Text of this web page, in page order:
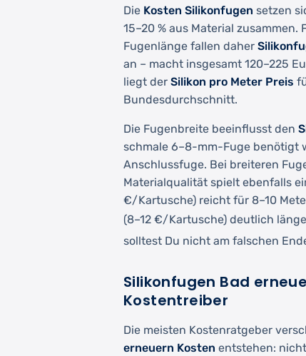
Die Kosten Silikonfugen setzen
15–20 % aus Material
Fugenlänge fallen daher
an – macht insgesamt 120–225
liegt der Silikon pro Meter Preis
Bundesdurchschnitt.
Die Fugenbreite beeinflusst den
schmale 6–8-mm-Fuge benötigt
Anschlussfuge. Bei breiteren
Materialqualität spielt ebenfalls
€/Kartusche) reicht für 8–10
(8–12 €/Kartusche) deutlich
solltest Du nicht am falschen
Silikonfugen Bad
Kostentreiber
Die meisten Kostenratgeber
erneuern Kosten entstehen: